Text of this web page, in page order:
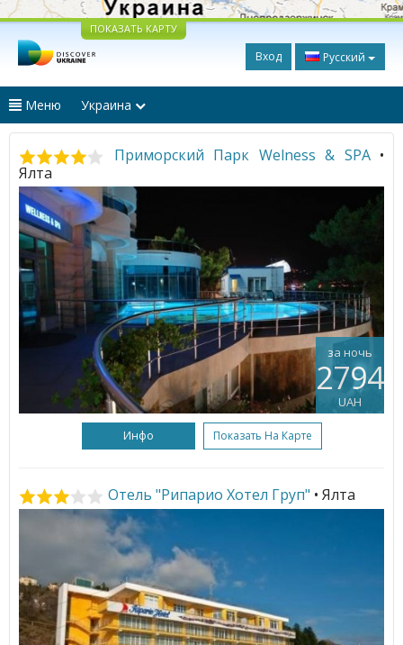
ПОКАЗАТЬ КАРТУ
Вход Русский
Меню Украина
Приморский Парк Welness & SPA •
Ялта
за ночь
2794
UAH
Инфо Показать На Карте
Отель "Рипарио Хотел Груп" • Ялта